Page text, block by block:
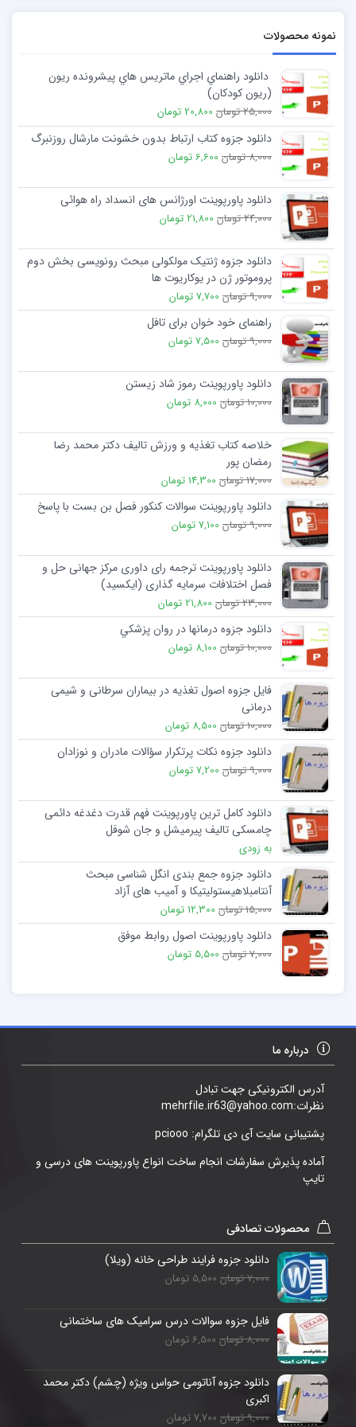
وجوه عمده تمایز
می‌گیرد.
موجودات زنده با وجود تنوع بسیار و با داشتن مجموعه‌ای از
ویژگیها از اشیای غیر زنده ، متمایز هستند.
نمونه محصولات
دانلود راهنماي اجراي ماتريس هاي پيشرونده ريون
(ريون كودكان)
25,000 تومان 20,800 تومان
دانلود جزوه کتاب ارتباط بدون خشونت مارشال روزنبرگ
8,000 تومان 6,600 تومان
دانلود پاورپوینت اورژانس های انسداد راه هوائی
24,000 تومان 21,800 تومان
دانلود جزوه ژنتیک مولکولی مبحث رونویسی بخش دوم
پروموتور ژن در یوکاریوت ها
9,000 تومان 7,700 تومان
راهنمای خود خوان برای تافل
9,000 تومان 7,500 تومان
دانلود پاورپوینت رموز شاد زیستن
10,000 تومان 8,000 تومان
خلاصه کتاب تغذیه و ورزش تالیف دکتر محمد رضا
رمضان پور
17,000 تومان 14,300 تومان
دانلود پاورپوینت سوالات کنکور فصل بن بست با پاسخ
9,000 تومان 7,100 تومان
دانلود پاورپوینت ترجمه رای داوری مرکز جهانی حل و
فصل اختلافات سرمایه گذاری (ایکسید)
23,000 تومان 21,800 تومان
دانلود جزوه درمانها در روان پزشكي
10,000 تومان 8,100 تومان
فایل جزوه اصول تغذیه در بیماران سرطانی و شیمی
درمانی
10,000 تومان 8,500 تومان
دانلود جزوه نکات پرتکرار سؤالات مادران و نوزادان
9,000 تومان 7,200 تومان
دانلود کامل ترین پاورپوینت فهم قدرت دغدغه دائمی
چامسکی تالیف پیرمیشل و جان شوفل
به زودی
دانلود جزوه جمع بندی انگل شناسی مبحث
آنتامبلاهیستولیتیکا و آمیب های آزاد
15,000 تومان 12,300 تومان
دانلود پاورپوینت اصول روابط موفق
7,000 تومان 5,500 تومان
درباره ما
آدرس الکترونیکی جهت تبادل
نظرات:mehrfile.ir63@yahoo.com
پشتیبانی سایت آی دی تلگرام: pciooo
آماده پذیرش سفارشات انجام ساخت انواع پاورپوینت های درسی و
تایپ
محصولات تصادفی
دانلود جزوه فرایند طراحی خانه (ویلا)
7,000 تومان 5,500 تومان
فایل جزوه سوالات درس سرامیک های ساختمانی
8,000 تومان 6,500 تومان
دانلود جزوه آناتومی حواس ویژه (چشم) دکتر محمد
اکبری
9,000 تومان 7,700 تومان